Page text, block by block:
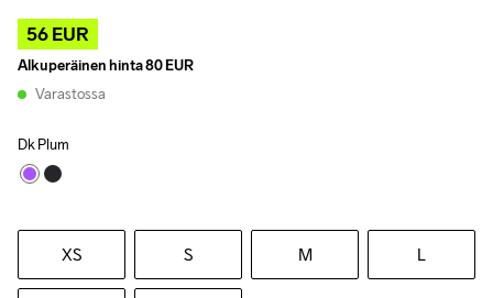
56 EUR
Alkuperäinen hinta80 EUR
Varastossa
Dk Plum
XS S M L